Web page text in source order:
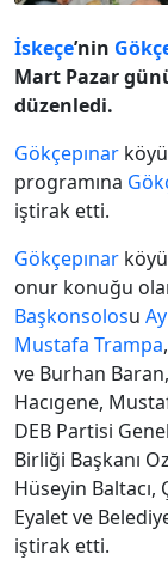
İskeçe’nin
Mart Pazar
düzenledi.
Gökçepınar
programına
iştirak etti.
Gökçepınar
onur konuğu
Başkonsolosu
Mustafa Trampa,
ve Burhan
Hacıgene,
DEB Partisi
Birliği Başkanı
Hüseyin Baltacı,
Eyalet ve
iştirak etti.